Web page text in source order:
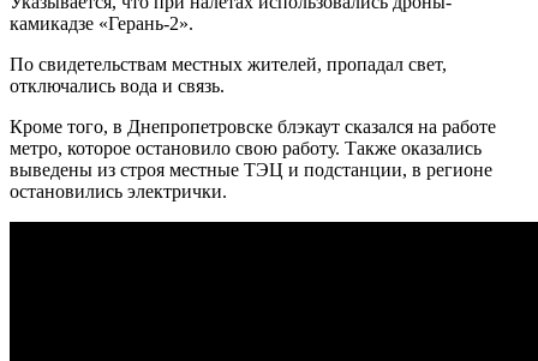
камикадзе «Герань-2».
По свидетельствам местных жителей, пропадал свет,
отключались вода и связь.
Кроме того, в Днепропетровске блэкаут сказался на работе
метро, которое остановило свою работу. Также оказались
выведены из строя местные ТЭЦ и подстанции, в регионе
остановились электрички.